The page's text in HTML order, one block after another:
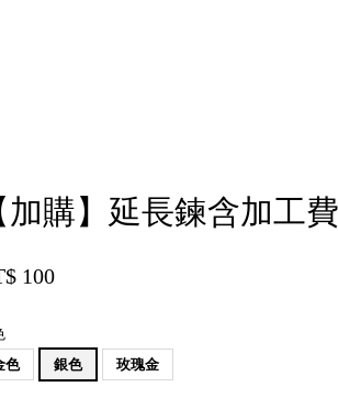
加購】延長鍊含加工
100
色
銀色 玫瑰金